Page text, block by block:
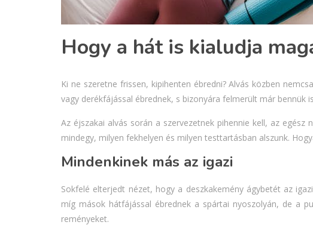
Hogy a hát is kialudja
Ki ne szeretne frissen, kipihenten ébredni? Alvás közben
vagy derékfájással ébrednek, s bizonyára felmerült már bennük
Az éjszakai alvás során a szervezetnek pihennie kell, az
mindegy, milyen fekhelyen és milyen testtartásban alszunk.
Mindenkinek más az igazi
Sokfelé elterjedt nézet, hogy a deszkakemény ágybetét az
míg mások hátfájással ébrednek a spártai nyoszolyán, de a
reményeket.